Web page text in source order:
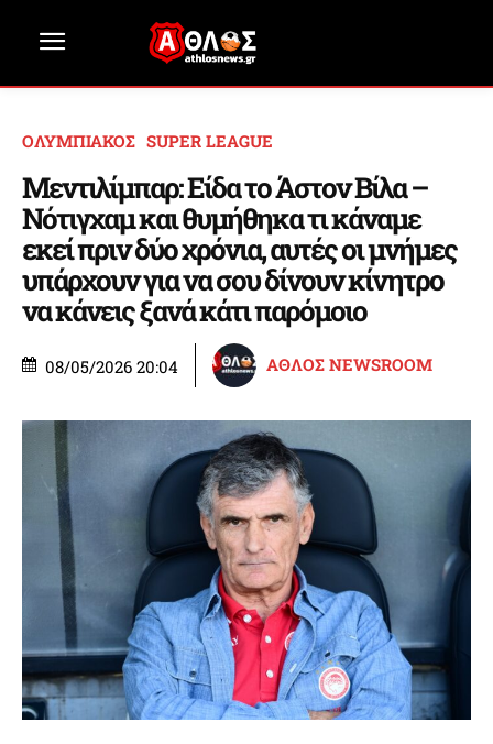
ΟΛΥΜΠΙΑΚΟΣ SUPER LEAGUE
Μεντιλίμπαρ: Είδα το Άστον Βίλα –
Νότιγχαμ και θυμήθηκα τι κάναμε
εκεί πριν δύο χρόνια, αυτές οι μνήμες
υπάρχουν για να σου δίνουν κίνητρο
να κάνεις ξανά κάτι παρόμοιο
08/05/2026 20:04 ΑΘΛΟΣ NEWSROOM